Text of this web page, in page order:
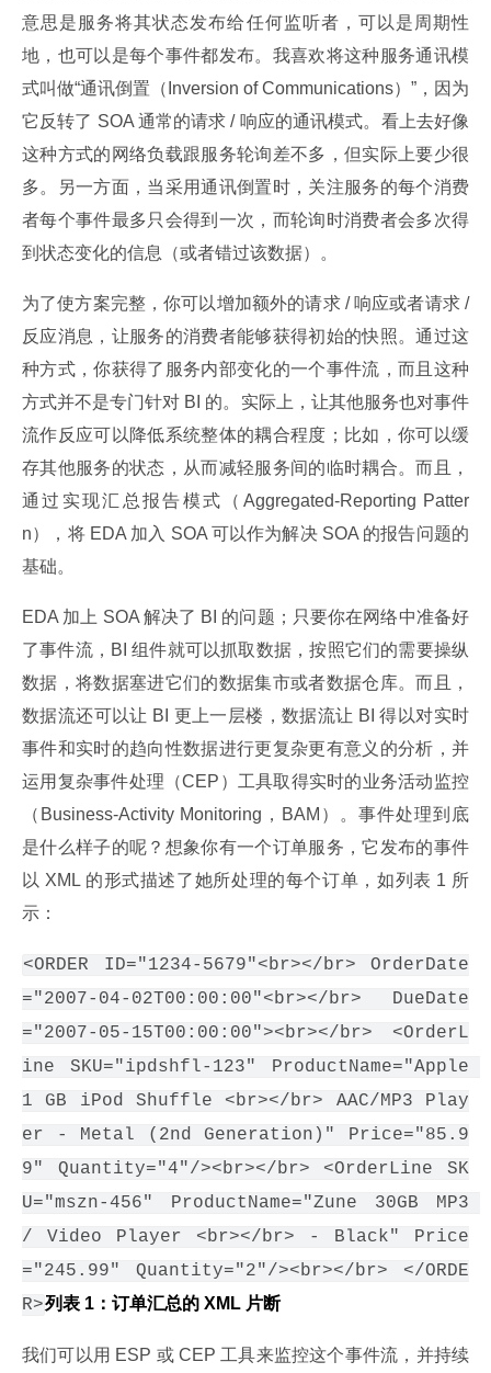
意思是服务将其状态发布给任何监听者，可以是周期性
地，也可以是每个事件都发布。我喜欢将这种服务通讯模
式叫做“通讯倒置（Inversion of Communications）”，因为
它反转了 SOA 通常的请求 / 响应的通讯模式。看上去好像
这种方式的网络负载跟服务轮询差不多，但实际上要少很
多。另一方面，当采用通讯倒置时，关注服务的每个消费
者每个事件最多只会得到一次，而轮询时消费者会多次得
到状态变化的信息（或者错过该数据）。
为了使方案完整，你可以增加额外的请求 / 响应或者请求 /
反应消息，让服务的消费者能够获得初始的快照。通过这
种方式，你获得了服务内部变化的一个事件流，而且这种
方式并不是专门针对 BI 的。实际上，让其他服务也对事件
流作反应可以降低系统整体的耦合程度；比如，你可以缓
存其他服务的状态，从而减轻服务间的临时耦合。而且，
通过实现汇总报告模式（Aggregated-Reporting Patter
n），将 EDA 加入 SOA 可以作为解决 SOA 的报告问题的
基础。
EDA 加上 SOA 解决了 BI 的问题；只要你在网络中准备好
了事件流，BI 组件就可以抓取数据，按照它们的需要操纵
数据，将数据塞进它们的数据集市或者数据仓库。而且，
数据流还可以让 BI 更上一层楼，数据流让 BI 得以对实时
事件和实时的趋向性数据进行更复杂更有意义的分析，并
运用复杂事件处理（CEP）工具取得实时的业务活动监控
（Business-Activity Monitoring，BAM）。事件处理到底
是什么样子的呢？想象你有一个订单服务，它发布的事件
以 XML 的形式描述了她所处理的每个订单，如列表 1 所
示：
<ORDER ID="1234-5679"<br></br> OrderDate
="2007-04-02T00:00:00"<br></br> DueDate
="2007-05-15T00:00:00"><br></br> <OrderL
ine SKU="ipdshfl-123" ProductName="Apple
1 GB iPod Shuffle <br></br> AAC/MP3 Play
er - Metal (2nd Generation)" Price="85.9
9" Quantity="4"/><br></br> <OrderLine SK
U="mszn-456" ProductName="Zune 30GB MP3
/ Video Player <br></br> - Black" Price
="245.99" Quantity="2"/><br></br> </ORDE
R>列表 1：订单汇总的 XML 片断
我们可以用 ESP 或 CEP 工具来监控这个事件流，并持续